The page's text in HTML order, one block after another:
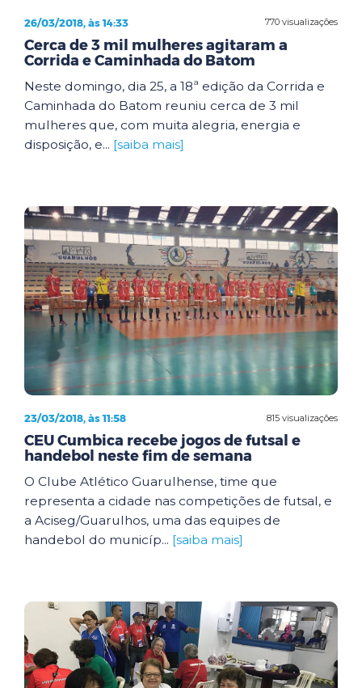
770 visualizações
26/03/2018, às 14:33
Cerca de 3 mil mulheres agitaram a
Corrida e Caminhada do Batom
Neste domingo, dia 25, a 18ª edição da Corrida e
Caminhada do Batom reuniu cerca de 3 mil
mulheres que, com muita alegria, energia e
disposição, e... [saiba mais]
815 visualizações
23/03/2018, às 11:58
CEU Cumbica recebe jogos de futsal e
handebol neste fim de semana
O Clube Atlético Guarulhense, time que
representa a cidade nas competições de futsal, e
a Aciseg/Guarulhos, uma das equipes de
handebol do municíp... [saiba mais]